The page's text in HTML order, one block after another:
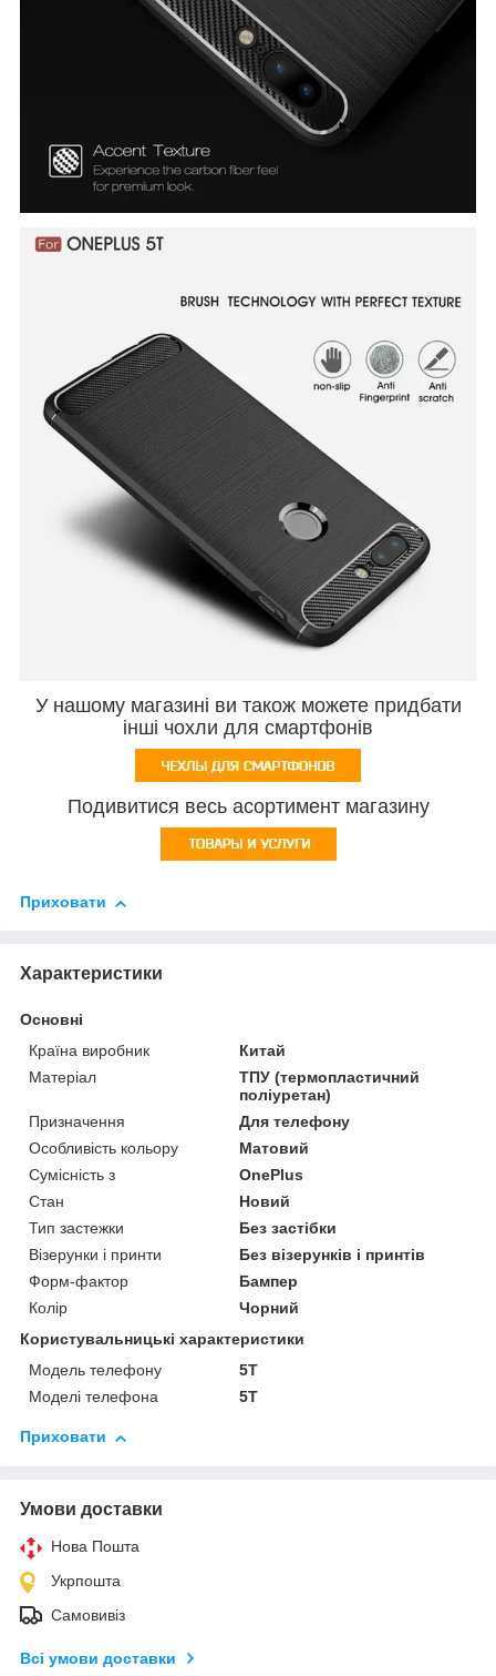
У нашому магазині ви також можете придбати
інші чохли для смартфонів
Подивитися весь асортимент магазину
Приховати
Характеристики
Основні
Країна виробник
Китай
Матеріал
ТПУ (термопластичний
поліуретан)
Призначення
Для телефону
Особливість кольору
Матовий
Сумісність з
OnePlus
Стан
Новий
Тип застежки
Без застібки
Візерунки і принти
Без візерунків і принтів
Форм-фактор
Бампер
Колір
Чорний
Користувальницькі характеристики
Модель телефону
5T
Моделі телефона
5T
Приховати
Умови доставки
Нова Пошта
Укрпошта
Самовивіз
Всі умови доставки